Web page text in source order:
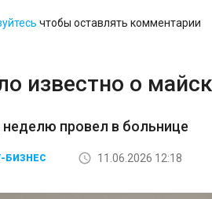
чтобы оставлять комментарии
известно о
неделю провел в больнице
БИЗНЕС 11.06.2026 12:18